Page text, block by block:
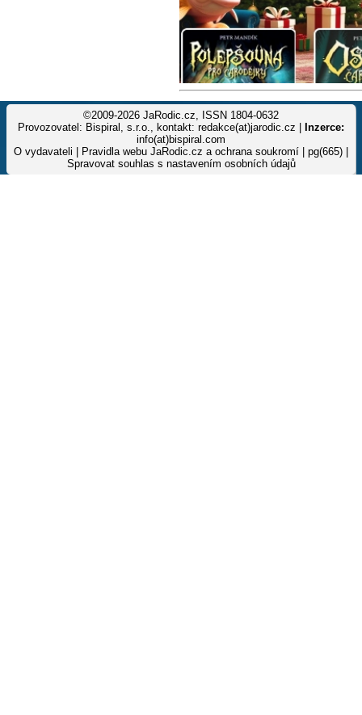
©2009-2026 JaRodic.cz, ISSN 1804-0632
Provozovatel: Bispiral, s.r.o., kontakt: redakce(at)jarodic.cz |
Inzerce:
info(at)bispiral.com
O vydavateli
Pravidla webu JaRodic.cz a ochrana soukromí | pg(665) |
Spravovat souhlas s nastavením osobních údajů